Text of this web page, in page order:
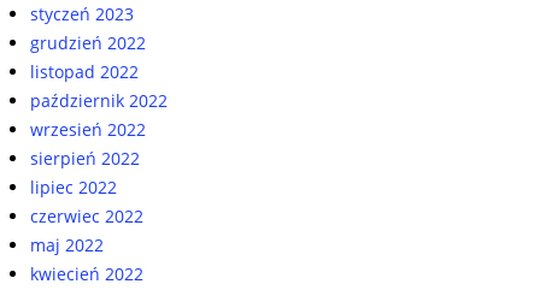
styczeń 2023
grudzień 2022
listopad 2022
październik 2022
wrzesień 2022
sierpień 2022
lipiec 2022
czerwiec 2022
maj 2022
kwiecień 2022